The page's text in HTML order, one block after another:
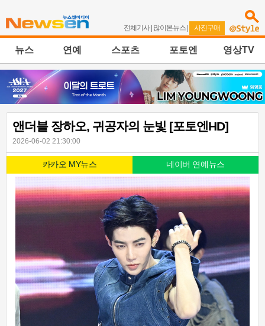
전체기사| 많이본뉴스 | 사진구매
뉴스 연예 스포츠 포토엔 영상TV
앤더블 장하오, 귀공자의 눈빛 [포토엔HD]
2026-06-02 21:30:00
카카오 MY뉴스 네이버 연예뉴스